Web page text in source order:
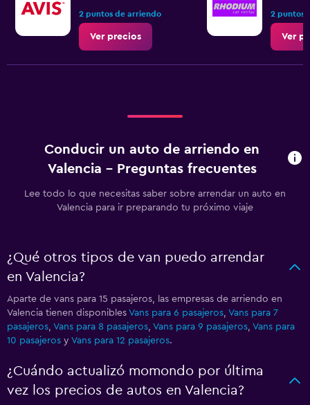
2 puntos de arriendo
Ver precios
2 puntos
Ver
Conducir un auto de arriendo en
Valencia - Preguntas frecuentes
Lee todo lo que necesitas saber sobre arrendar un auto en
Valencia para ir preparando tu próximo viaje
¿Qué otros tipos de van puedo arrendar
en Valencia?
Aparte de vans para 15 pasajeros, las empresas de arriendo en
Valencia tienen disponibles Vans para 6 pasajeros, Vans para 7
pasajeros, Vans para 8 pasajeros, Vans para 9 pasajeros, Vans para
10 pasajeros y Vans para 12 pasajeros.
¿Cuándo actualizó momondo por última
vez los precios de autos en Valencia?